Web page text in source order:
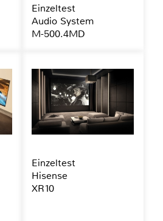
Einzeltest
Audio System
M-500.4MD
Einzeltest
Hisense
XR10